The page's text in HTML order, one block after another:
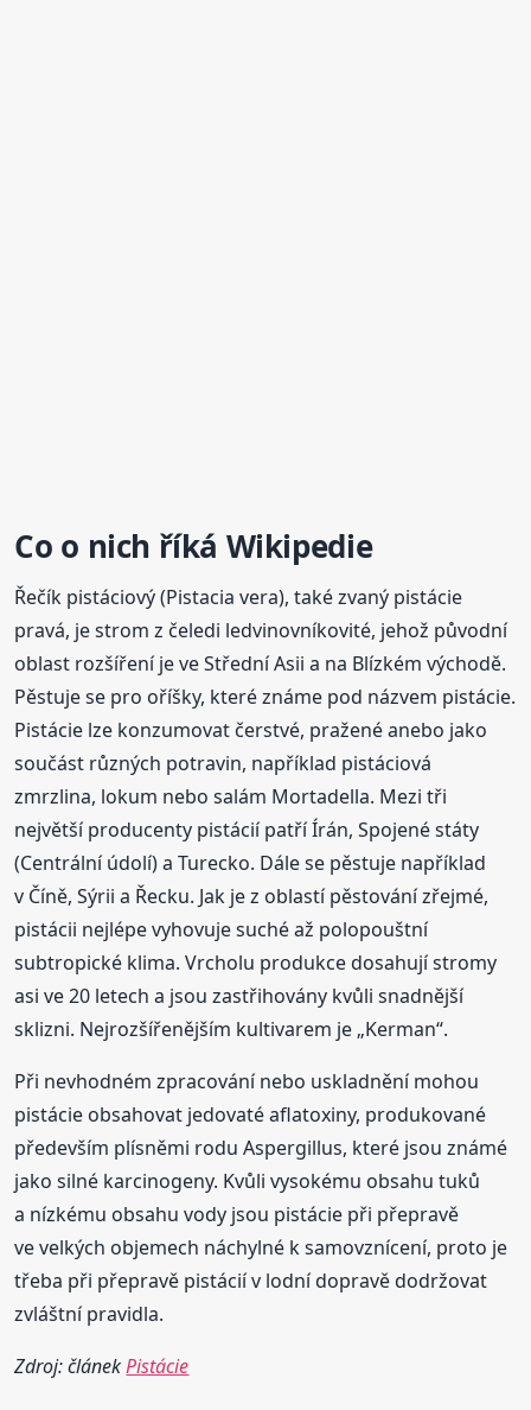
Co o nich říká Wikipedie
Řečík pistáciový (Pistacia vera), také zvaný pistácie
pravá, je strom z čeledi ledvinovníkovité, jehož původní
oblast rozšíření je ve Střední Asii a na Blízkém východě.
Pěstuje se pro oříšky, které známe pod názvem pistácie.
Pistácie lze konzumovat čerstvé, pražené anebo jako
součást různých potravin, například pistáciová
zmrzlina, lokum nebo salám Mortadella. Mezi tři
největší producenty pistácií patří Írán, Spojené státy
(Centrální údolí) a Turecko. Dále se pěstuje například
v Číně, Sýrii a Řecku. Jak je z oblastí pěstování zřejmé,
pistácii nejlépe vyhovuje suché až polopouštní
subtropické klima. Vrcholu produkce dosahují stromy
asi ve 20 letech a jsou zastřihovány kvůli snadnější
sklizni. Nejrozšířenějším kultivarem je „Kerman“.
Při nevhodném zpracování nebo uskladnění mohou
pistácie obsahovat jedovaté aflatoxiny, produkované
především plísněmi rodu Aspergillus, které jsou známé
jako silné karcinogeny. Kvůli vysokému obsahu tuků
a nízkému obsahu vody jsou pistácie při přepravě
ve velkých objemech náchylné k samovznícení, proto je
třeba při přepravě pistácií v lodní dopravě dodržovat
zvláštní pravidla.
Zdroj: článekPistácie